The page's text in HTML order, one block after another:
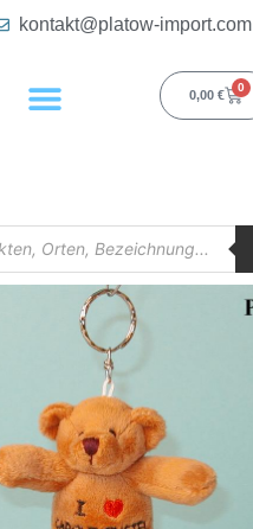
kontakt@platow-import.com
0,00 €
0